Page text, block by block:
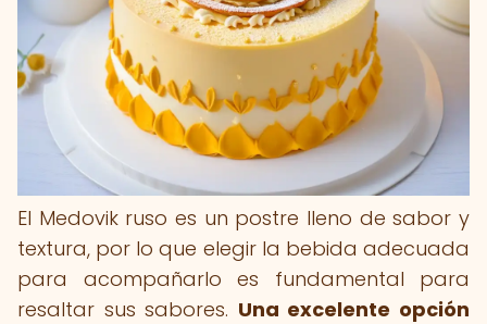
El Medovik ruso es un postre lleno de sabor y
textura, por lo que elegir la bebida adecuada
para acompañarlo es fundamental para
resaltar sus sabores. Una excelente opción